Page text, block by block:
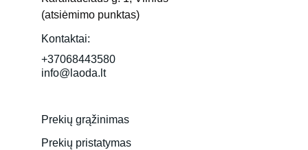
(atsiėmimo punktas)
Kontaktai:
+37068443580
info@laoda.lt
Prekių grąžinimas
Prekių pristatymas